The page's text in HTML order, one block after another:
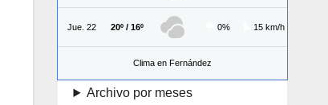
Jue. 22 20º / 16º 0% 15 km/h
Clima en Fernández
Archivo por meses